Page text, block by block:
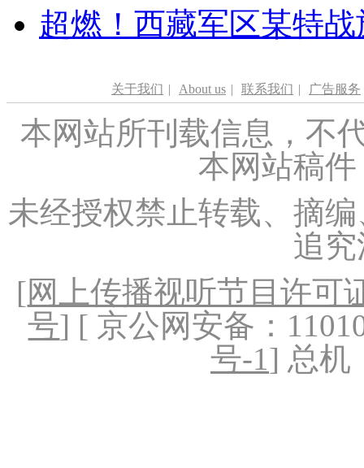
超燃！西藏军区某特
关于我们 | About us | 联系我们 | 广告服务
本网站所刊载信息，不
本网站稿
未经授权禁止转载、摘
追
[网上传播视听节目许可
号] [ 京公网安备：
号-1] 总机